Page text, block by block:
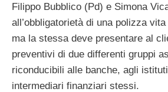
Filippo Bubblico (Pd) e Simona
all’obbligatorietà di una polizza
ma la stessa deve presentare al
preventivi di due differenti gruppi
riconducibili alle banche, agli
intermediari finanziari stessi.